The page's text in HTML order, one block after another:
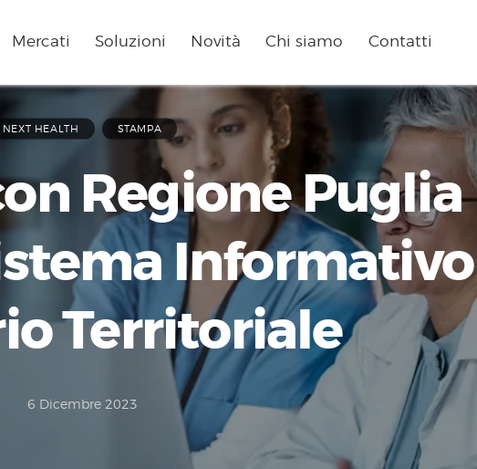
Mercati Soluzioni Novità Chi siamo Contatti
NEXT HEALTH STAMPA
Regione Puglia
Informativo
Territoriale
6 Dicembre 2023